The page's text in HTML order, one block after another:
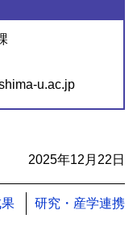
u.ac.jp
2025年12月22日
研究・産学連携